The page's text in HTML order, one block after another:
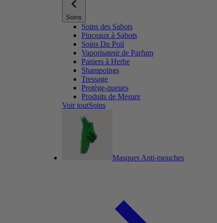
Soins
Soins des Sabots
Pinceaux à Sabots
Soins Du Poil
Vaporisateur de Parfum
Paniers à Herbe
Shampoings
Tressage
Protège-queues
Produits de Mesure
Voir toutSoins
Masques Anti-mouches